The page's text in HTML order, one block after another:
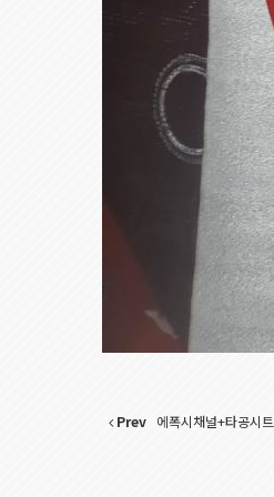
Prev 에폭시채널+타공시트